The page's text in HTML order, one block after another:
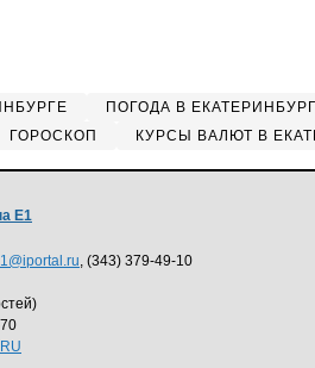
ПОГОДА В
ГОРОСКОП КУРСЫ ВАЛЮТ В
Е1
, (343) 379-49-10